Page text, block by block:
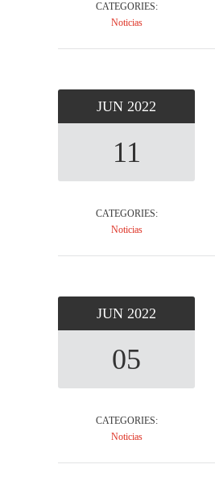
CATEGORIES:
Noticias
JUN 2022
11
CATEGORIES:
Noticias
JUN 2022
05
CATEGORIES:
Noticias